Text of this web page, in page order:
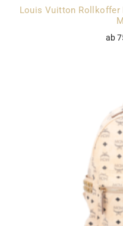
Louis Vuitton Rollkoffer
ab